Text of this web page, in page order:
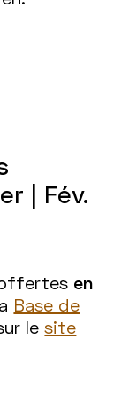
| Fév.
en
Base de
lesite